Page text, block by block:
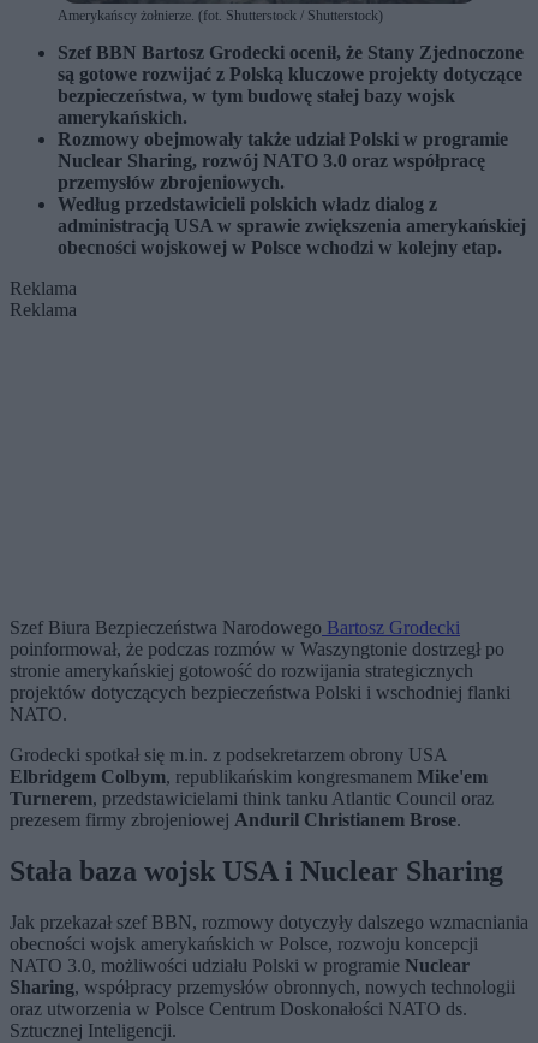
Amerykańscy żołnierze. (fot. Shutterstock / Shutterstock)
Szef BBN Bartosz Grodecki ocenił, że Stany Zjednoczone
są gotowe rozwijać z Polską kluczowe projekty dotyczące
bezpieczeństwa, w tym budowę stałej bazy wojsk
amerykańskich.
Rozmowy obejmowały także udział Polski w programie
Nuclear Sharing, rozwój NATO 3.0 oraz współpracę
przemysłów zbrojeniowych.
Według przedstawicieli polskich władz dialog z
administracją USA w sprawie zwiększenia amerykańskiej
obecności wojskowej w Polsce wchodzi w kolejny etap.
Reklama
Reklama
Szef Biura Bezpieczeństwa Narodowego Bartosz Grodecki
poinformował, że podczas rozmów w Waszyngtonie dostrzegł po
stronie amerykańskiej gotowość do rozwijania strategicznych
projektów dotyczących bezpieczeństwa Polski i wschodniej flanki
NATO.
Grodecki spotkał się m.in. z podsekretarzem obrony USA
Elbridgem Colbym, republikańskim kongresmanem Mike'em
Turnerem, przedstawicielami think tanku Atlantic Council oraz
prezesem firmy zbrojeniowej Anduril Christianem Brose.
Stała baza wojsk USA i Nuclear Sharing
Jak przekazał szef BBN, rozmowy dotyczyły dalszego wzmacniania
obecności wojsk amerykańskich w Polsce, rozwoju koncepcji
NATO 3.0, możliwości udziału Polski w programie Nuclear
Sharing, współpracy przemysłów obronnych, nowych technologii
oraz utworzenia w Polsce Centrum Doskonałości NATO ds.
Sztucznej Inteligencji.